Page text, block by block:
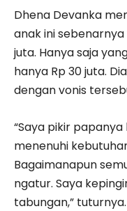
Dhena Devanka
anak ini
juta. Hanya saja
hanya Rp 30 juta.
dengan vonis
“Saya pikir
menenuhi
Bagaimanapun
ngatur. Saya
tabungan,” tuturnya.